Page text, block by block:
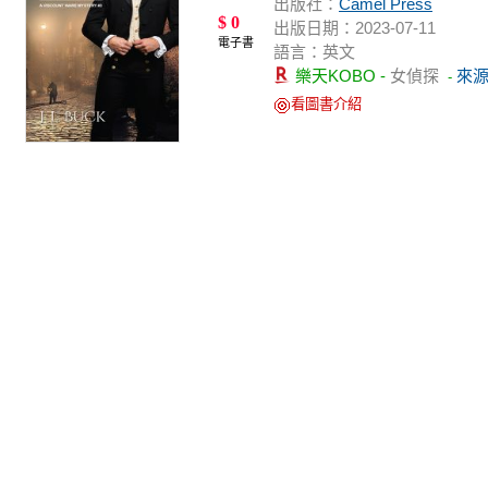
$ 0
電子書
出版社： Camel Press
出版日期：2023-07-11
語言：英文
樂天KOBO - 女偵探 - 來
看圖書介紹